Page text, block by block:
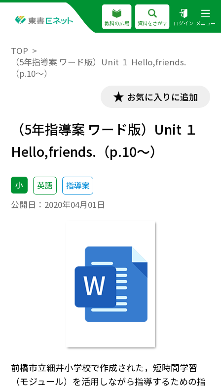
教科の広場 資料をさがす ログイン メニュー
TOP
（5年指導案 ワード版）Unit １ Hello,friends.
（p.10～）
お気に入りに追加
（5年指導案 ワード版）Unit １
Hello,friends.（p.10～）
小 英語 指導案
公開日： 2020年04月01日
前橋市立細井小学校で作成された，短時間学習
（モジュール）を活用しながら指導するための指